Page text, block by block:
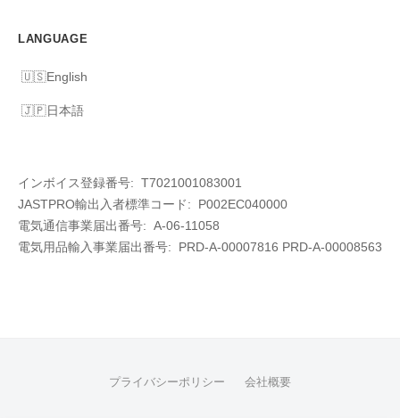
LANGUAGE
English
日本語
インボイス登録番号: T7021001083001
JASTPRO輸出入者標準コード: P002EC040000
電気通信事業届出番号: A-06-11058
電気用品輸入事業届出番号: PRD-A-00007816 PRD-A-00008563
プライバシーポリシー 会社概要